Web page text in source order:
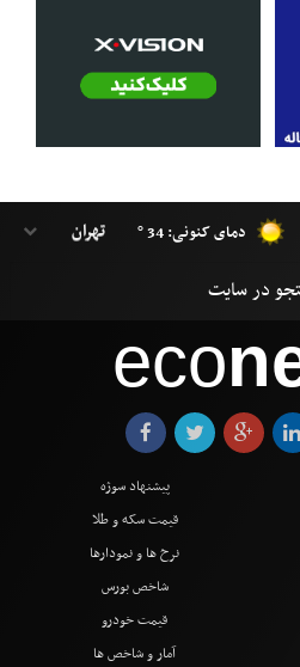
دمای کنونی: 34 °
eco
پیشنهاد سوژه
قیمت سکه و طلا
نرخ ها و نمودارها
شاخص بورس
قیمت خودرو
آمار و شاخص ها